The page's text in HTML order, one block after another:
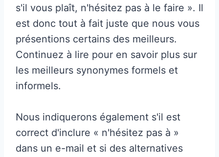
s'il vous plaît, n'hésitez pas à le faire ». Il
est donc tout à fait juste que nous vous
présentions certains des meilleurs.
Continuez à lire pour en savoir plus sur
les meilleurs synonymes formels et
informels.
Nous indiquerons également s'il est
correct d'inclure « n'hésitez pas à »
dans un e-mail et si des alternatives